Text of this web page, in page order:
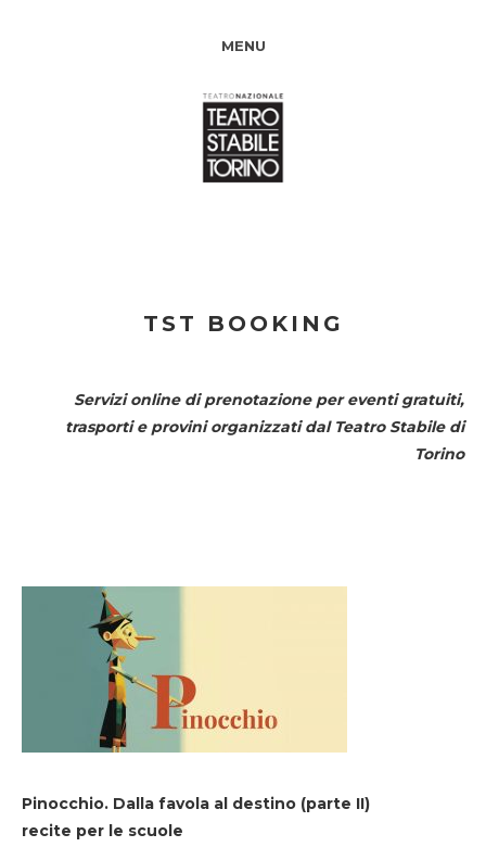
MENU
TST BOOKING
Servizi online di prenotazione per eventi gratuiti,
trasporti e provini organizzati dal Teatro Stabile di
Torino
Pinocchio. Dalla favola al destino (parte II)
recite per le scuole